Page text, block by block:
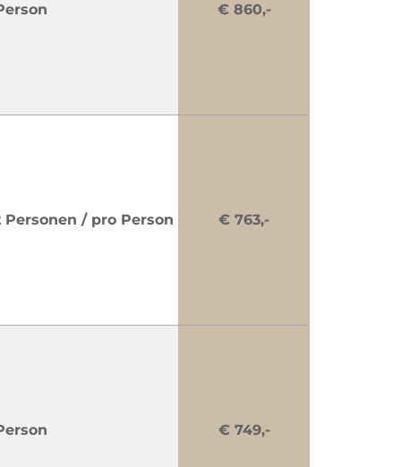
€ 860,-
Personen / pro Person € 763,-
€ 749,-